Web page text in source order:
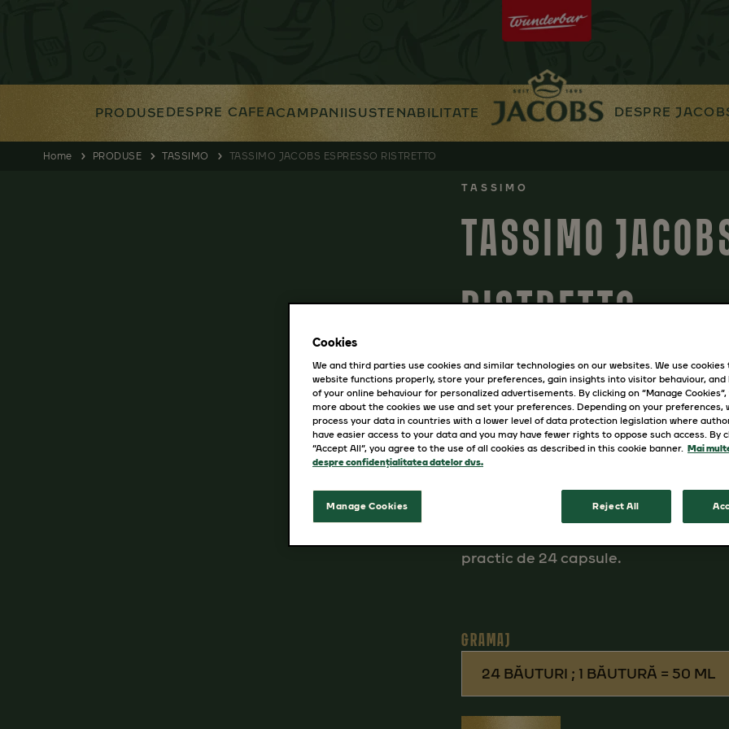
PRODUSE DESPRE CAFEACAMPANIISUSTENABILITATE DESPRE
Home PRODUSE TASSIMO TASSIMO JACOBS ESPRESSO RISTRETTO
TASSIMO
TASSIMO
RISTRETTO
Savurează deliciosul TASSIMO
TASSIMO.
Cu JACOBS Espresso Ristretto de
care este întotdeauna potrivit
dar echilibrat, cu o aromă bogată și
Preparare fără efort: Pur și simplu
și în doar câteva secunde vei avea
T-Discurile TASSIMO JACOBS
practic de 24 capsule.
GRAMAJ
24 BĂUTURI ; 1 BĂUTURĂ = 50 ML
Cookies
We and third parties use cookies and similar technologies on our websites. We use
website functions properly, store your preferences, gain insights into visitor behaviour, and
of your online behaviour for personalized advertisements. By clicking on “Manage
more about the cookies we use and set your preferences. Depending on your preferences,
process your data in countries with a lower level of data protection legislation where
have easier access to your data and you may have fewer rights to oppose such access. By
“Accept All”, you agree to the use of all cookies as described in this cookie banner. Mai
despre confidențialitatea datelor dvs.
Manage Cookies Reject All